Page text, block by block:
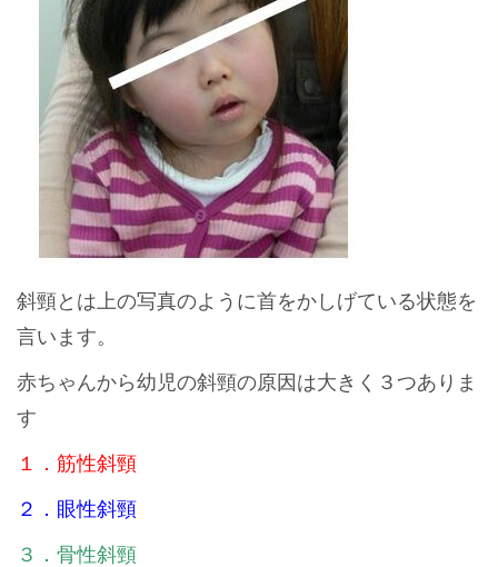
斜頸とは上の写真のように首をかしげている状態を
言います。
赤ちゃんから幼児の斜頸の原因は大きく３つありま
す
１．筋性斜頸
２．眼性斜頸
３．骨性斜頸